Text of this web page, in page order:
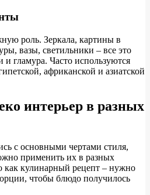
роль. Зеркала, картины в
вазы, светильники – все это
и гламура. Часто используются
африканской и азиатской
интерьер в разных
с основными чертами стиля,
применить их в разных
как кулинарный рецепт – нужно
чтобы блюдо получилось